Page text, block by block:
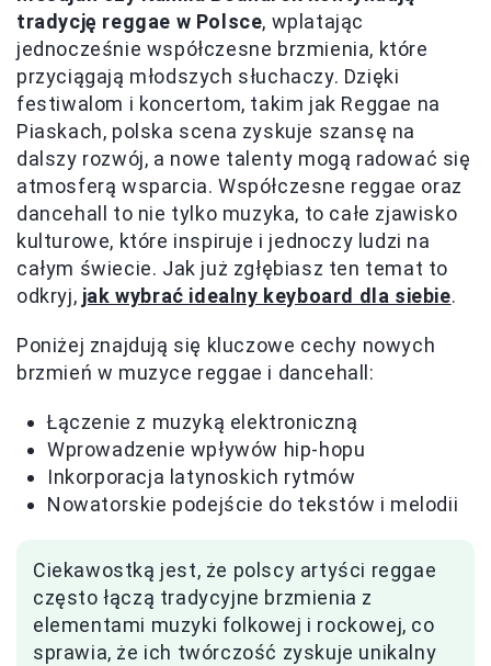
tradycję reggae w Polsce, wplatając
jednocześnie współczesne brzmienia, które
przyciągają młodszych słuchaczy. Dzięki
festiwalom i koncertom, takim jak Reggae na
Piaskach, polska scena zyskuje szansę na
dalszy rozwój, a nowe talenty mogą radować się
atmosferą wsparcia. Współczesne reggae oraz
dancehall to nie tylko muzyka, to całe zjawisko
kulturowe, które inspiruje i jednoczy ludzi na
całym świecie. Jak już zgłębiasz ten temat to
odkryj, jak wybrać idealny keyboard dla siebie.
Poniżej znajdują się kluczowe cechy nowych
brzmień w muzyce reggae i dancehall:
Łączenie z muzyką elektroniczną
Wprowadzenie wpływów hip-hopu
Inkorporacja latynoskich rytmów
Nowatorskie podejście do tekstów i melodii
Ciekawostką jest, że polscy artyści reggae
często łączą tradycyjne brzmienia z
elementami muzyki folkowej i rockowej, co
sprawia, że ich twórczość zyskuje unikalny